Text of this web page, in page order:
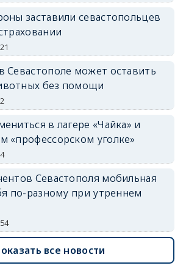
заставили севастопольцев
Севастополе может оставить
без помощи
в лагере «Чайка» и
«профессорском уголке»
Севастополя мобильная
по-разному при утреннем
все новости